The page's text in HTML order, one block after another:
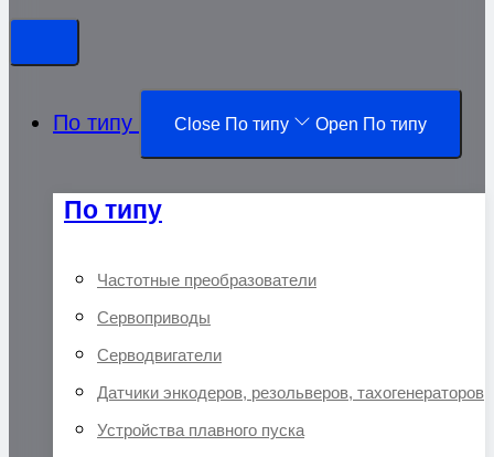
По типу Close По типу Open По типу
По типу
Частотные преобразователи
Сервоприводы
Серводвигатели
Датчики энкодеров, резольверов, тахогенераторов
Устройства плавного пуска